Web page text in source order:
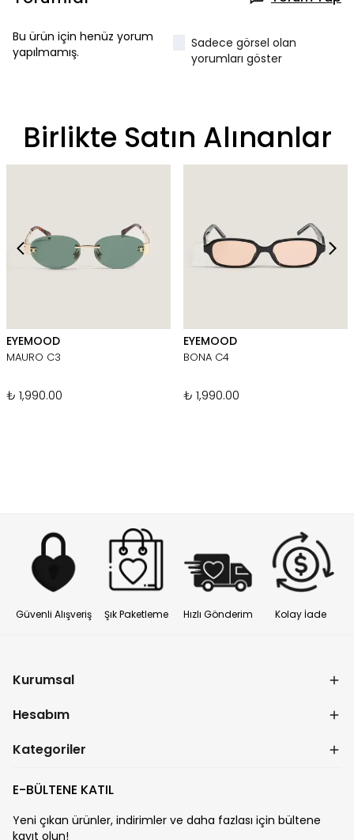
Bu ürün için henüz yorum
yapılmamış.
Sadece görsel olan
yorumları göster
Birlikte Satın Alınanlar
EYEMOOD
MAURO C3
₺ 1,990.00
EYEMOOD
BONA C4
₺ 1,990.00
Güvenli Alışveriş Şık Paketleme Hızlı Gönderim Kolay İade
Kurumsal
Hesabım
Kategoriler
E-BÜLTENE KATIL
Yeni çıkan ürünler, indirimler ve daha fazlası için bültene
kayıt olun!